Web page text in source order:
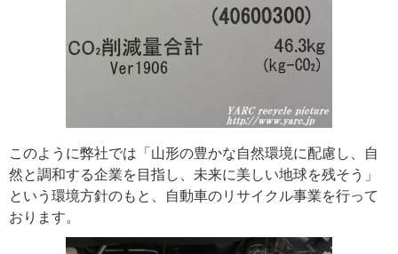
このように弊社では「山形の豊かな自然環境に配慮し、自
然と調和する企業を目指し、未来に美しい地球を残そう」
という環境方針のもと、自動車のリサイクル事業を行って
おります。